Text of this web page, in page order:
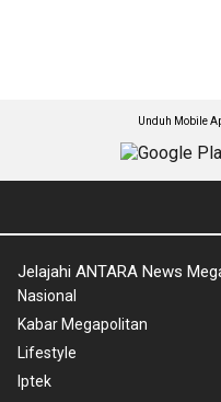
Unduh Mobile
Jelajahi ANTARA News
Nasional
Kabar Megapolitan
Lifestyle
Iptek